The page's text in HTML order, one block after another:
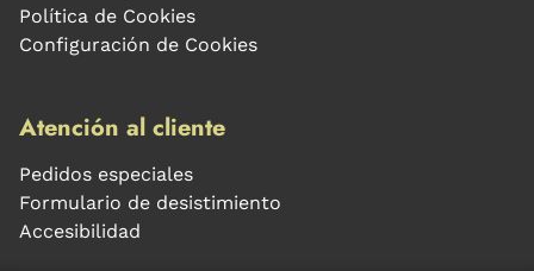
Política de Cookies
Configuración de Cookies
Atención al cliente
Pedidos especiales
Formulario de desistimiento
Accesibilidad